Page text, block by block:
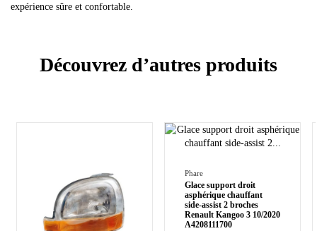
expérience sûre et confortable.
Découvrez d’autres produits
Phare
Glace support droit
asphérique chauffant
side-assist 2 broches
Renault Kangoo 3 10/2020
A4208111700